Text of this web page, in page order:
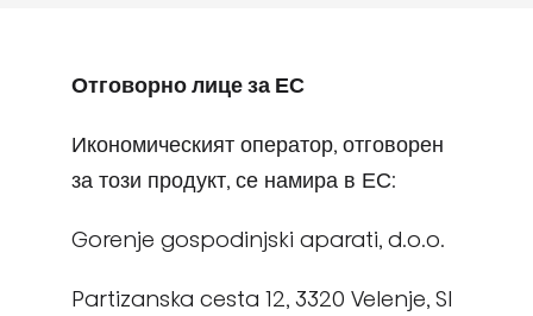
Отговорно лице за ЕС
Икономическият оператор, отговорен
за този продукт, се намира в ЕС:
Gorenje gospodinjski aparati, d.o.o.
Partizanska cesta 12, 3320 Velenje, SI